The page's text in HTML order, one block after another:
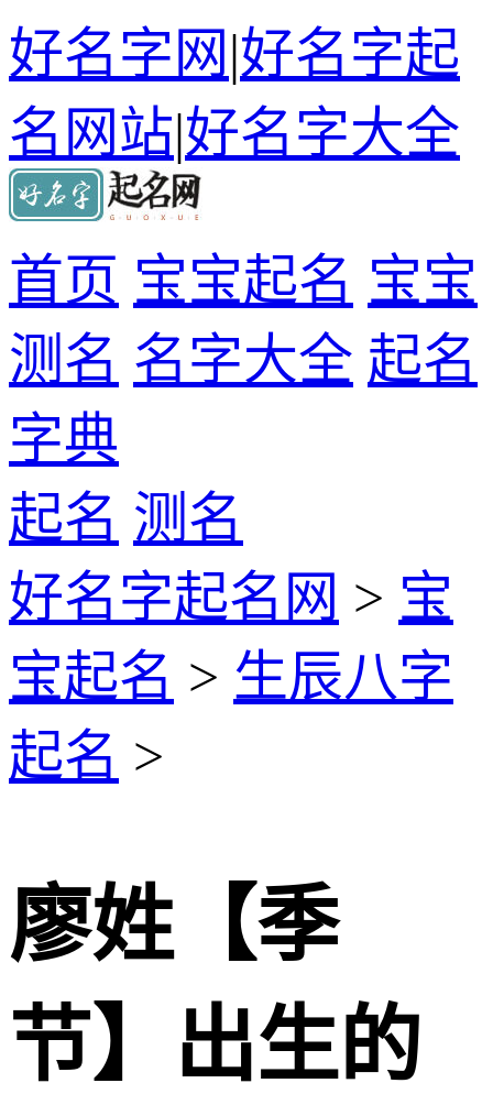
好名字网|好名字起
名网站|好名字大全
首页 宝宝起名 宝宝
测名 名字大全 起名
字典
起名 测名
好名字起名网 > 宝
宝起名 > 生辰八字
起名 >
廖姓【季
节】出生的